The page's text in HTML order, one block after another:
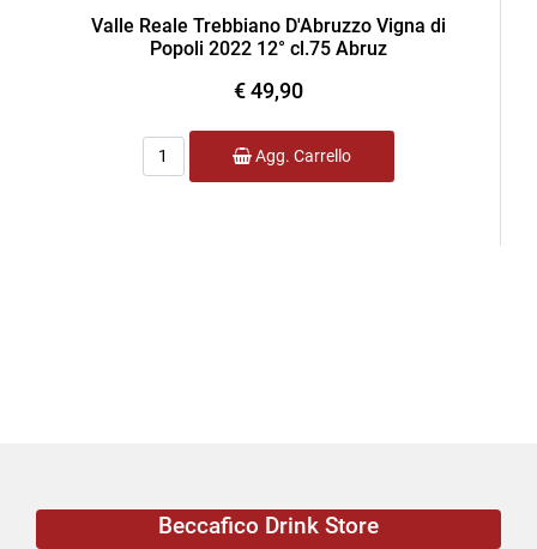
Valle Reale Trebbiano D'Abruzzo Vigna di
Popoli 2022 12° cl.75 Abruz
€ 49,90
Quantità
Agg. Carrello
Beccafico Drink Store